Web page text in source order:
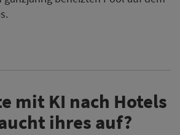
mit KI nach Hotels
ihres auf?